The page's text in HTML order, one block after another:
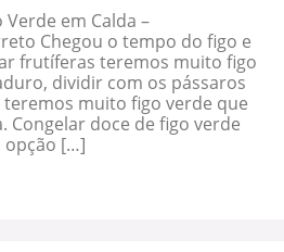
Verde em Calda –
Chegou o tempo do figo e
frutíferas teremos muito figo
dividir com os pássaros
muito figo verde que
Congelar doce de figo verde
opção […]